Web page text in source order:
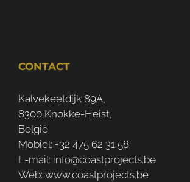
CONTACT
Kalvekeetdijk 89A,
8300 Knokke-Heist,
België
Mobiel: +32 475 62 31 58
E-mail: info@coastprojects.be
Web: www.coastprojects.be